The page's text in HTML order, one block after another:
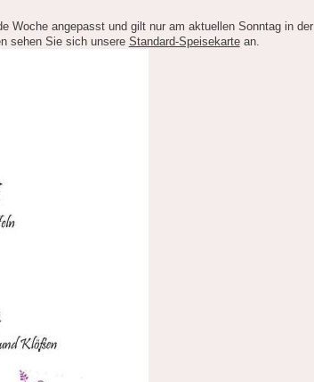
Woche angepasst und gilt nur am aktuellen Sonntag in der
sehen Sie sich unsere Standard-Speisekartean.